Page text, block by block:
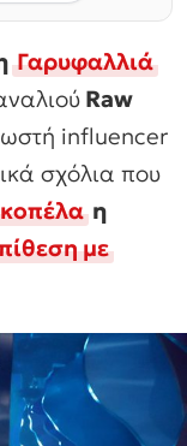
Γαρυφαλλιά
Raw
influencer
σχόλια που
η
με